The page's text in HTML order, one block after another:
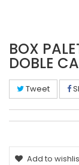
BOX
DOBLE
Tweet
Add to